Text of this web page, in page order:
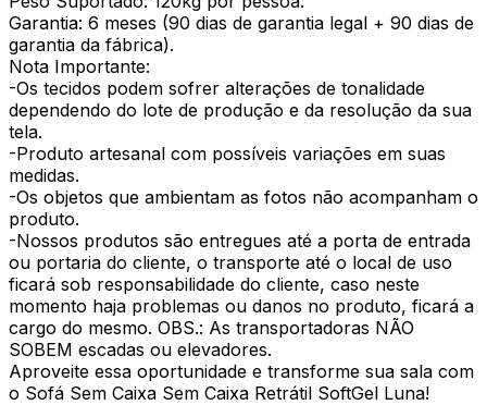
Garantia: 6 meses (90 dias de garantia legal + 90 dias de
garantia da fábrica).
Nota Importante:
-Os tecidos podem sofrer alterações de tonalidade
dependendo do lote de produção e da resolução da sua
tela.
-Produto artesanal com possíveis variações em suas
medidas.
-Os objetos que ambientam as fotos não acompanham o
produto.
-Nossos produtos são entregues até a porta de entrada
ou portaria do cliente, o transporte até o local de uso
ficará sob responsabilidade do cliente, caso neste
momento haja problemas ou danos no produto, ficará a
cargo do mesmo. OBS.: As transportadoras NÃO
SOBEM escadas ou elevadores.
Aproveite essa oportunidade e transforme sua sala com
o Sofá Sem Caixa Sem Caixa Retrátil SoftGel Luna!